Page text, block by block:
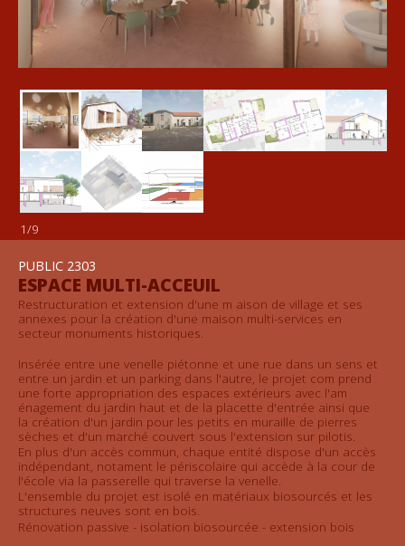
AVANT-APRÈS
CONCEPTS
DU DESSIN À LA RÉALITÉ
EXTENSION
1/9
PUBLIC 2303
ESPACE MULTI-ACCEUIL
Restructuration et extension d'une m aison de village et ses
annexes pour la création d'une maison multi-services en
secteur monuments historiques.
Insérée entre une venelle piétonne et une rue dans un sens et
entre un jardin et un parking dans l'autre, le projet com prend
une forte appropriation des espaces extérieurs avec l'am
énagement du jardin haut et de la placette d'entrée ainsi que
la création d'un jardin pour les petits en muraille de pierres
sèches et d'un marché couvert sous l'extension sur pilotis.
En plus d'un accès commun, chaque entité dispose d'un accès
indépendant, notament le périscolaire qui accède à la cour de
l'école via la passerelle qui traverse la venelle.
L'ensemble du projet est isolé en matériaux biosourcés et les
structures neuves sont en bois.
Rénovation passive - isolation biosourcée - extension bois